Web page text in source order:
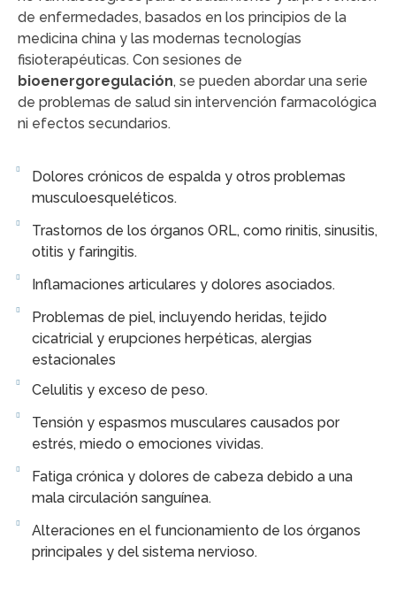
de enfermedades, basados en los principios de la
medicina china y las modernas tecnologías
fisioterapéuticas. Con sesiones de
bioenergoregulación, se pueden abordar una serie
de problemas de salud sin intervención farmacológica
ni efectos secundarios.
Dolores crónicos de espalda y otros problemas
musculoesqueléticos.
Trastornos de los órganos ORL, como rinitis, sinusitis,
otitis y faringitis.
Inflamaciones articulares y dolores asociados.
Problemas de piel, incluyendo heridas, tejido
cicatricial y erupciones herpéticas, alergias
estacionales
Celulitis y exceso de peso.
Tensión y espasmos musculares causados por
estrés, miedo o emociones vividas.
Fatiga crónica y dolores de cabeza debido a una
mala circulación sanguínea.
Alteraciones en el funcionamiento de los órganos
principales y del sistema nervioso.